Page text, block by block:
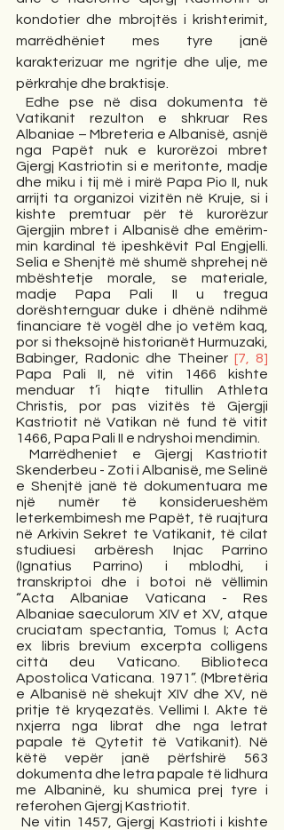
kondotier dhe mbrojtës i krishterimit,
marrëdhëniet mes tyre janë
karakterizuar me ngritje dhe ulje, me
përkrahje dhe braktisje.
Vatikanit rezulton e shkruar Res
Albaniae – Mbreteria e Albanisë, asnjë
nga Papët nuk e kurorëzoi mbret
Gjergj Kastriotin si e meritonte, madje
dhe miku i tij më i mirë Papa Pio II, nuk
arrijti ta organizoi vizitën në Kruje, si i
kishte premtuar për të kurorëzur
Gjergjin mbret i Albanisë dhe emërim-
min kardinal të ipeshkëvit Pal Engjelli.
Selia e Shenjtë më shumë shprehej në
mbështetje morale, se materiale,
madje Papa Pali II u tregua
dorështernguar duke i dhënë ndihmë
financiare të vogël dhe jo vetëm kaq,
por si theksojnë historianët Hurmuzaki,
Babinger, Radonic dhe Theiner [7, 8]
Papa Pali II, në vitin 1466 kishte
menduar t’i hiqte titullin Athleta
Christis, por pas vizitës të Gjergji
Kastriotit në Vatikan në fund të vitit
1466, Papa Pali II e ndryshoi mendimin.
Marrëdheniet e Gjergj Kastriotit
Skenderbeu - Zoti i Albanisë, me Selinë
e Shenjtë janë të dokumentuara me
një numër të konsiderueshëm
leterkembimesh me Papët, të ruajtura
në Arkivin Sekret te Vatikanit, të cilat
studiuesi arbëresh Injac Parrino
(Ignatius Parrino) i mblodhi, i
transkriptoi dhe i botoi në vëllimin
“Acta Albaniae Vaticana - Res
Albaniae saeculorum XIV et XV, atque
cruciatam spectantia, Tomus I; Acta
ex libris brevium excerpta colligens
città deu Vaticano. Biblioteca
Apostolica Vaticana. 1971”. (Mbretëria
e Albanisë në shekujt XIV dhe XV, në
pritje të kryqezatës. Vellimi I. Akte të
nxjerra nga librat dhe nga letrat
papale të Qytetit të Vatikanit). Në
këtë vepër janë përfshirë 563
dokumenta dhe letra papale të lidhura
me Albaninë, ku shumica prej tyre i
referohen Gjergj Kastriotit.